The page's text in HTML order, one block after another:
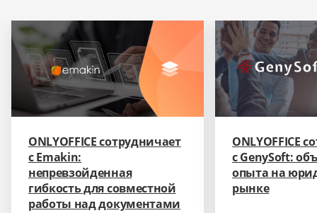
ONLYOFFICE сотрудничает
с Emakin:
непревзойденная
гибкость для совместной
работы над документами
ONLYOFFICE
с GenySoft:
опыта на
рынке